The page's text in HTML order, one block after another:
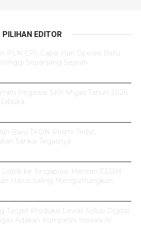
PILIHAN EDITOR
PLN EPI, Capai Hari Operasi Batu
Sepanjang Sejarah
Pegawai SKK Migas Tahun 2026
Baru TKDN Resmi Terbit,
Sanksi Tegasnya
Listrik ke Singapura, Menteri ESDM
Harus Saling Menguntungkan
Target Produksi Lewat Solusi Digital,
Adakan Kompetisi Inovasi AI